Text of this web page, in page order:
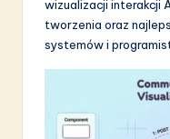
in
A
wizualizacji interakcji
tworzenia oraz
systemów i